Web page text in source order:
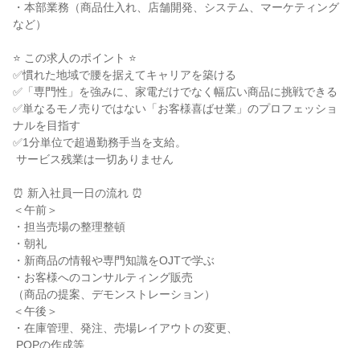
・本部業務（商品仕入れ、店舗開発、システム、マーケティング
など）
⭐ この求人のポイント ⭐
✅慣れた地域で腰を据えてキャリアを築ける
✅「専門性」を強みに、家電だけでなく幅広い商品に挑戦できる
✅単なるモノ売りではない「お客様喜ばせ業」のプロフェッショ
ナルを目指す
✅1分単位で超過勤務手当を支給。
⏰ 新入社員一日の流れ ⏰
＜午前＞
・担当売場の整理整頓
・朝礼
・新商品の情報や専門知識をOJTで学ぶ
・お客様へのコンサルティング販売
（商品の提案、デモンストレーション）
＜午後＞
・在庫管理、発注、売場レイアウトの変更、